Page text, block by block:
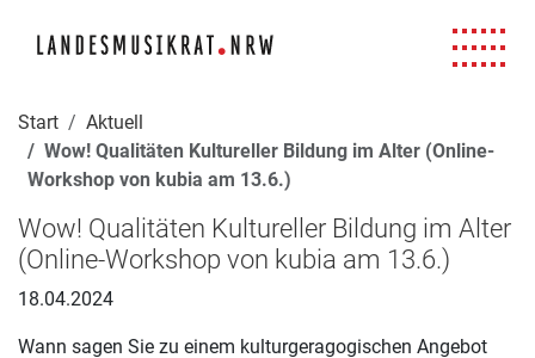
Start
Aktuell
Wow! Qualitäten Kultureller Bildung im Alter (Online-
Workshop von kubia am 13.6.)
Wow! Qualitäten Kultureller Bildung im Alter
(Online-Workshop von kubia am 13.6.)
18.04.2024
Wann sagen Sie zu einem kulturgeragogischen Angebot